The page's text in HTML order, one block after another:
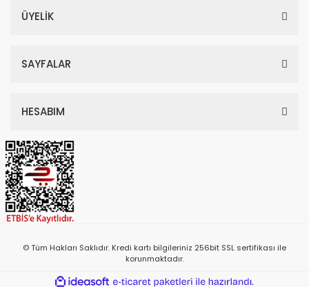
ÜYELİK
SAYFALAR
HESABIM
© Tüm Hakları Saklıdır. Kredi kartı bilgileriniz 256bit SSL sertifikası ile
korunmaktadır.
ideasoft e-